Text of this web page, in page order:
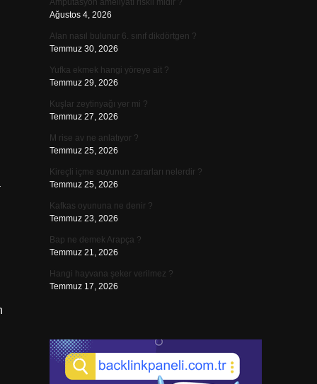
Amputasyon ameliyatı riskli midir ?
Ağustos 4, 2026
Alan nasıl bulunur 6. sınıf dikdörtgen ?
Temmuz 30, 2026
Yufka ekmek hangi yöreye ait ?
Temmuz 29, 2026
Kuşlar zeytinyağı yer mi ?
Temmuz 27, 2026
M rise av ne anlatıyor ?
Temmuz 25, 2026
Kireçli içme suyunun zararları nelerdir ?
Temmuz 25, 2026
Kafkas oyununa ne denir ?
Temmuz 23, 2026
Bap ne demek Arapça ?
Temmuz 21, 2026
Hangi hayvana şeker verilmez ?
Temmuz 17, 2026